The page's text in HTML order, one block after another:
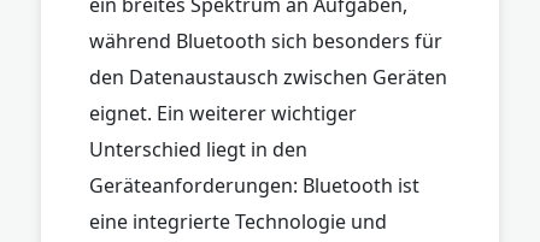
während Bluetooth sich besonders für
den Datenaustausch zwischen Geräten
eignet. Ein weiterer wichtiger
Unterschied liegt in den
Geräteanforderungen: Bluetooth ist
eine integrierte Technologie und